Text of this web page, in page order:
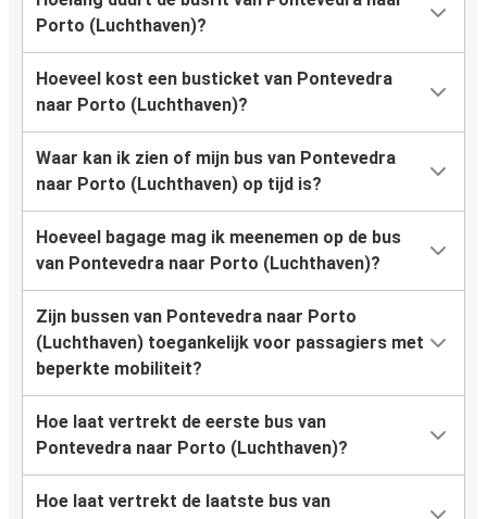
Porto (Luchthaven)?
Hoeveel kost een busticket van Pontevedra
naar Porto (Luchthaven)?
Waar kan ik zien of mijn bus van Pontevedra
naar Porto (Luchthaven) op tijd is?
Hoeveel bagage mag ik meenemen op de bus
van Pontevedra naar Porto (Luchthaven)?
Zijn bussen van Pontevedra naar Porto
(Luchthaven) toegankelijk voor passagiers met
beperkte mobiliteit?
Hoe laat vertrekt de eerste bus van
Pontevedra naar Porto (Luchthaven)?
Hoe laat vertrekt de laatste bus van